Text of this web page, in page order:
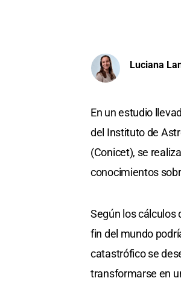
Luciana
En un estudio
del Instituto de
(Conicet), se
conocimientos
Según los cálculos
fin del mundo
catastrófico se
transformarse en